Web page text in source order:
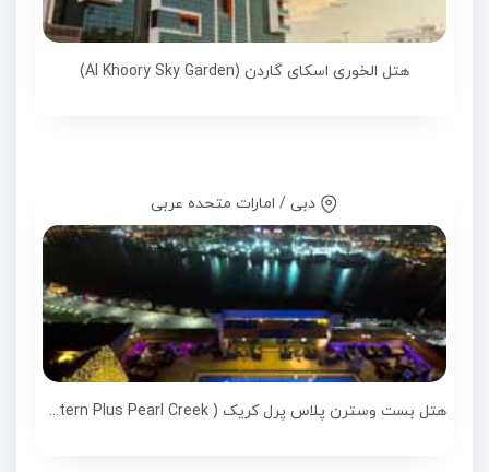
هتل الخوری اسکای گاردن (Al Khoory Sky Garden)
دبی / امارات متحده عربی
هتل بست وسترن پلاس پرل کریک ( Best Western Plus Pearl Creek )